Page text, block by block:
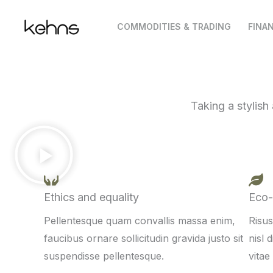
COMMODITIES & TRADING
Taking a
Ethics and equality
Pellentesque quam convallis massa enim,
faucibus ornare sollicitudin gravida justo sit
suspendisse pellentesque.
nisl
vitae